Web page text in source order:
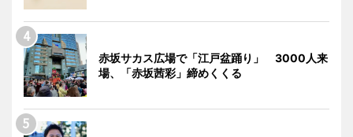
赤坂サカス広場で「江戸盆踊り」 3000人来
場、「赤坂茜彩」締めくくる